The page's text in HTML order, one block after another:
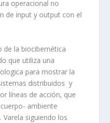
operacional no
de input y output con el
de la biocibernética
que utiliza una
para mostrar la
distribuidos y
líneas de acción, que
ambiente
siguiendo los